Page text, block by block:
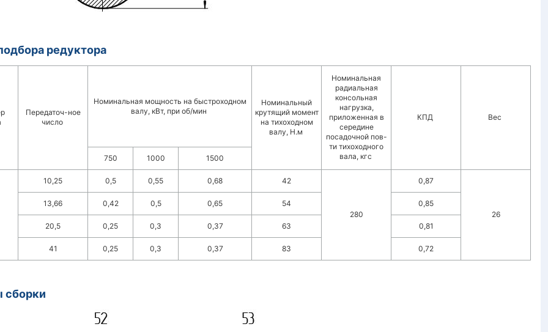
редуктора
Передаточ-ное
число
Номинальная мощность на быстроходном
валу, кВт, при об/мин
Номинальный
крутящий момент
на тихоходном
валу, Н.м
Номинальная
радиальная
консольная
нагрузка,
приложенная в
середине
посадочной пов-
ти тихоходного
вала, кгс
КПД Вес
750 1000 1500
10,25 0,5 0,55 0,68 42
280
0,87
26
13,66 0,42 0,5 0,65 54 0,85
20,5 0,25 0,3 0,37 63 0,81
41 0,25 0,3 0,37 83 0,72
сборки